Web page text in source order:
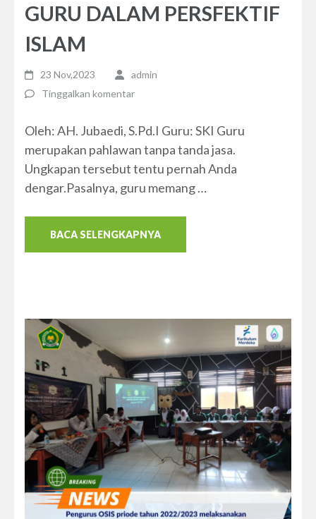
GURU DALAM PERSFEKTIF
ISLAM
23 Nov,2023
admin
Tinggalkan komentar
Oleh: AH. Jubaedi, S.Pd.I Guru: SKI Guru
merupakan pahlawan tanpa tanda jasa.
Ungkapan tersebut tentu pernah Anda
dengar.Pasalnya, guru memang …
BACA SELENGKAPNYA